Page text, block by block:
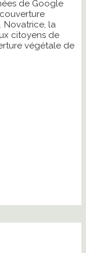
de Google
Novatrice, la
citoyens de
végétale de